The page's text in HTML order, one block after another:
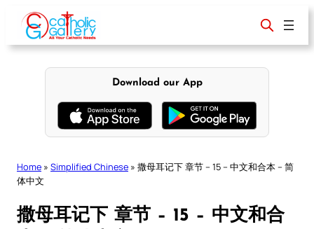
content
Download our App
Home » Simplified Chinese » 撒母耳记下 章节 – 15 – 中文和合本 – 简
体中文
撒母耳记下 章节 – 15 – 中文和合